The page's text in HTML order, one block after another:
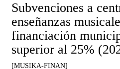
Subvenciones a
enseñanzas
financiación
superior al 25%
[MUSIKA-FINAN]